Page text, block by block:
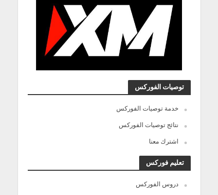
توصيات الفوركس
خدمة توصيات الفوركس
نتائج توصيات الفوركس
اشترك معنا
تعليم فوركس
دروس الفوركس